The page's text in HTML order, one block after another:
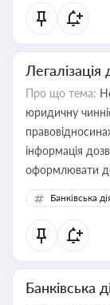
статусу
Легалізація
Про що тема:
юридичну
інформація
оформлювати
забезпечувати
контрагентами
Банківська
Банківська